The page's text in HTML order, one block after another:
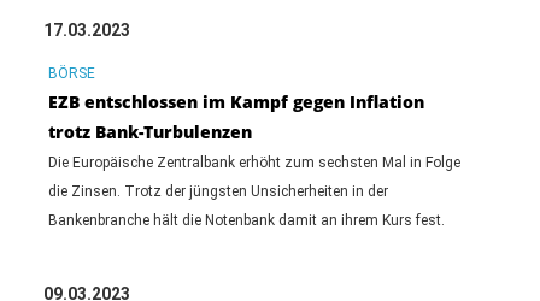
17.03.2023
BÖRSE
EZB entschlossen im Kampf gegen Inflation
trotz Bank-Turbulenzen
Die Europäische Zentralbank erhöht zum sechsten Mal in Folge
die Zinsen. Trotz der jüngsten Unsicherheiten in der
Bankenbranche hält die Notenbank damit an ihrem Kurs fest.
09.03.2023